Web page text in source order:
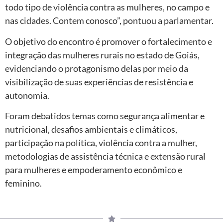
todo tipo de violência contra as mulheres, no campo e
nas cidades. Contem conosco”, pontuou a parlamentar.
O objetivo do encontro é promover o fortalecimento e
integração das mulheres rurais no estado de Goiás,
evidenciando o protagonismo delas por meio da
visibilização de suas experiências de resistência e
autonomia.
Foram debatidos temas como segurança alimentar e
nutricional, desafios ambientais e climáticos,
participação na política, violência contra a mulher,
metodologias de assistência técnica e extensão rural
para mulheres e empoderamento econômico e
feminino.